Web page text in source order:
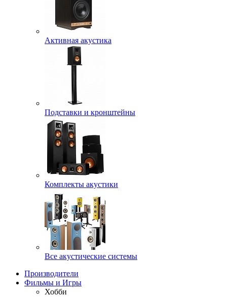
Активная акустика
Подставки и кронштейны
Комплекты акустики
Все акустические системы
Производители
Фильмы и Игры
Хобби